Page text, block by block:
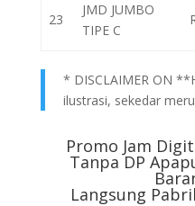
23
JMD JUMBO
TIPE C
* DISCLAIMER ON
ilustrasi, sekedar
Promo Jam
Tanpa DP
Langsung